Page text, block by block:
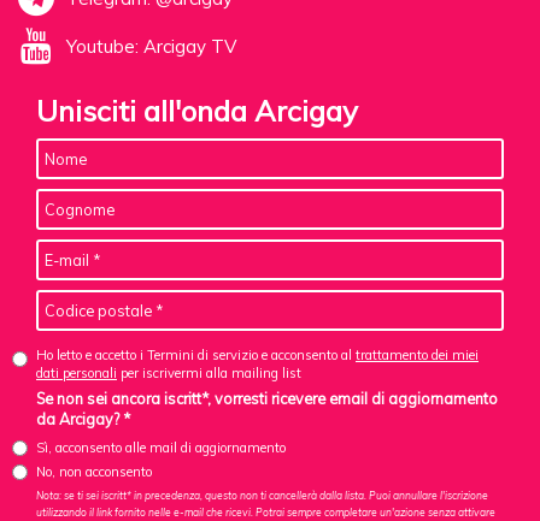
Youtube: Arcigay TV
Unisciti all'onda Arcigay
Ho letto e accetto i Termini di servizio e acconsento al trattamento dei miei
dati personali per iscrivermi alla mailing list
Se non sei ancora iscritt*, vorresti ricevere email di aggiornamento
da Arcigay? *
Sì, acconsento alle mail di aggiornamento
No, non acconsento
Nota: se ti sei iscritt* in precedenza, questo non ti cancellerà dalla lista. Puoi annullare l'iscrizione
utilizzando il link fornito nelle e-mail che ricevi. Potrai sempre completare un'azione senza attivare